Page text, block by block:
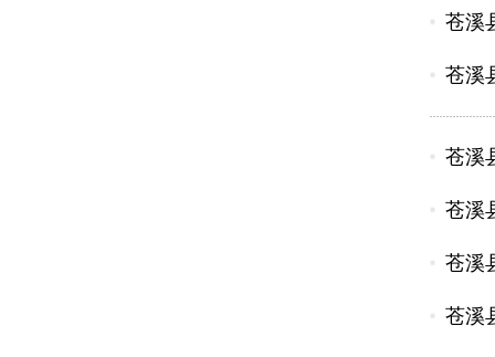
苍溪
苍溪
苍溪
苍溪
苍溪
苍溪